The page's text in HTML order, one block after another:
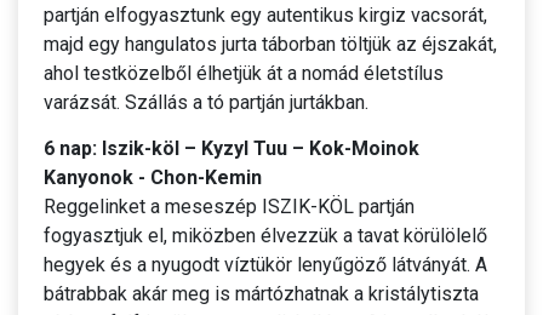
partján elfogyasztunk egy autentikus kirgiz vacsorát,
majd egy hangulatos jurta táborban töltjük az éjszakát,
ahol testközelből élhetjük át a nomád életstílus
varázsát. Szállás a tó partján jurtákban.
6 nap: Iszik-köl – Kyzyl Tuu – Kok-Moinok
Kanyonok - Chon-Kemin
Reggelinket a meseszép ISZIK-KÖL partján
fogyasztjuk el, miközben élvezzük a tavat körülölelő
hegyek és a nyugodt víztükör lenyűgöző látványát. A
bátrabbak akár meg is mártózhatnak a kristálytiszta